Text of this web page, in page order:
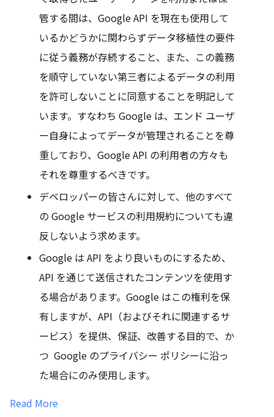
管する間は、Google API を現在も使用して
いるかどうかに関わらずデータ移植性の要件
に従う義務が存続すること、また、この義務
を順守していない第三者によるデータの利用
を許可しないことに同意することを明記して
います。すなわち Google は、エンド ユーザ
ー自身によってデータが管理されることを尊
重しており、Google API の利用者の方々も
それを尊重するべきです。
デベロッパーの皆さんに対して、他のすべて
の Google サービスの利用規約についても違
反しないよう求めます。
Google は API をより良いものにするため、
API を通じて送信されたコンテンツを使用す
る場合があります。Google はこの権利を保
有しますが、API（およびそれに関連するサ
ービス）を提供、保証、改善する目的で、か
つ Google のプライバシー ポリシーに沿っ
た場合にのみ使用します。
Read More